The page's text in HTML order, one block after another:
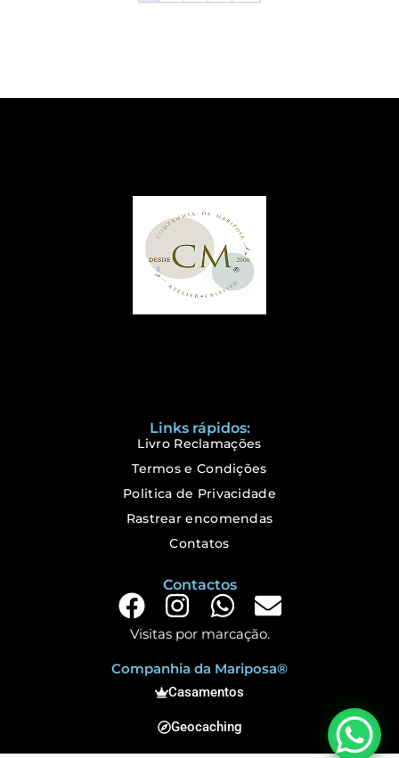
Links rápidos:
Livro Reclamações
Termos e Condições
Politica de Privacidade
Rastrear encomendas
Contatos
Contactos
Visitas por marcação.
Companhia da Mariposa®
Casamentos
Geocaching